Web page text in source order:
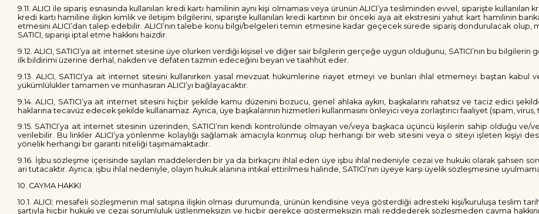
9.11. ALICI ile sipariş esnasında kullanılan kredi kartı hamilinin aynı kişi olmaması veya ürünün ALICI’ya tesliminden evvel, siparişte
kredi kartı hamiline ilişkin kimlik ve iletişim bilgilerini, siparişte kullanılan kredi kartının bir önceki aya ait ekstresini yahut kart hamilinin
etmesini ALICI’dan talep edebilir. ALICI’nın talebe konu bilgi/belgeleri temin etmesine kadar geçecek sürede sipariş dondurulacak olup,
SATICI, siparişi iptal etme hakkını haizdir.
9.12. ALICI, SATICI’ya ait internet sitesine üye olurken verdiği kişisel ve diğer sair bilgilerin gerçeğe uygun olduğunu, SATICI’nın bu bilgilerin
ilk bildirimi üzerine derhal, nakden ve defaten tazmin edeceğini beyan ve taahhüt eder.
9.13. ALICI, SATICI’ya ait internet sitesini kullanırken yasal mevzuat hükümlerine riayet etmeyi ve bunları ihlal etmemeyi baştan
yükümlülükler tamamen ve münhasıran ALICI’yı bağlayacaktır.
9.14. ALICI, SATICI’ya ait internet sitesini hiçbir şekilde kamu düzenini bozucu, genel ahlaka aykırı, başkalarını rahatsız ve taciz edici
haklarına tecavüz edecek şekilde kullanamaz. Ayrıca, üye başkalarının hizmetleri kullanmasını önleyici veya zorlaştırıcı faaliyet (spam,
9.15. SATICI’ya ait internet sitesinin üzerinden, SATICI’nın kendi kontrolünde olmayan ve/veya başkaca üçüncü kişilerin sahip olduğu
verilebilir. Bu linkler ALICI’ya yönlenme kolaylığı sağlamak amacıyla konmuş olup herhangi bir web sitesini veya o siteyi işleten kişiyi
yönelik herhangi bir garanti niteliği taşımamaktadır.
9.16. İşbu sözleşme içerisinde sayılan maddelerden bir ya da birkaçını ihlal eden üye işbu ihlal nedeniyle cezai ve hukuki olarak şahsen
ari tutacaktır. Ayrıca; işbu ihlal nedeniyle, olayın hukuk alanına intikal ettirilmesi halinde, SATICI’nın üyeye karşı üyelik sözleşmesine
10. CAYMA HAKKI
10.1. ALICI; mesafeli sözleşmenin mal satışına ilişkin olması durumunda, ürünün kendisine veya gösterdiği adresteki kişi/kuruluşa teslim
şartıyla hiçbir hukuki ve cezai sorumluluk üstlenmeksizin ve hiçbir gerekçe göstermeksizin malı reddederek sözleşmeden cayma